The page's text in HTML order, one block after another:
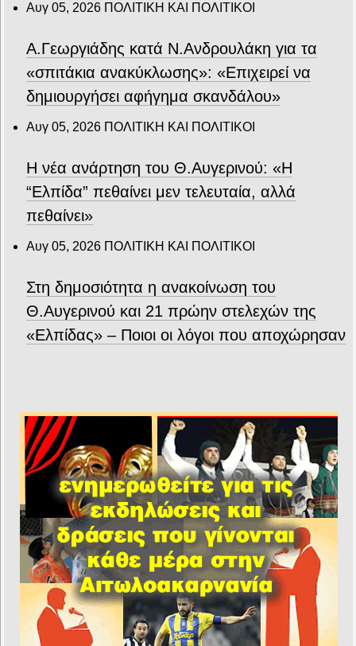
Αυγ 05, 2026 ΠΟΛΙΤΙΚΗ ΚΑΙ ΠΟΛΙΤΙΚΟΙ
Α.Γεωργιάδης κατά Ν.Ανδρουλάκη για τα
«σπιτάκια ανακύκλωσης»: «Επιχειρεί να
δημιουργήσει αφήγημα σκανδάλου»
Αυγ 05, 2026 ΠΟΛΙΤΙΚΗ ΚΑΙ ΠΟΛΙΤΙΚΟΙ
Η νέα ανάρτηση του Θ.Αυγερινού: «Η
“Ελπίδα” πεθαίνει μεν τελευταία, αλλά
πεθαίνει»
Αυγ 05, 2026 ΠΟΛΙΤΙΚΗ ΚΑΙ ΠΟΛΙΤΙΚΟΙ
Στη δημοσιότητα η ανακοίνωση του
Θ.Αυγερινού και 21 πρώην στελεχών της
«Ελπίδας» – Ποιοι οι λόγοι που αποχώρησαν